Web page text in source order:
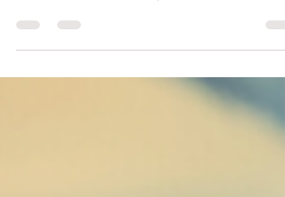
vous raconte aussi comment je l'ai vécu